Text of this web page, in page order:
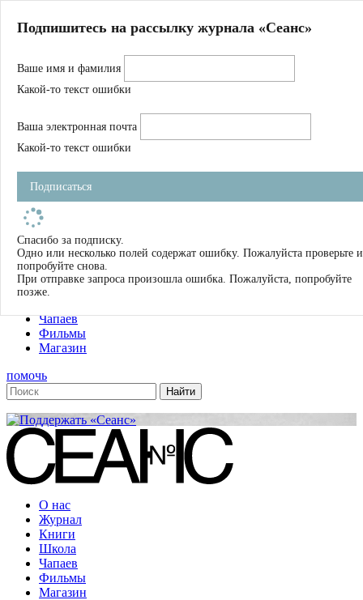
Магазин
Журнал
Школа
Устав
Фильмы
Имена
Тэги
О нас
Журнал
Книги
Чапаев
Фильмы
Магазин
помочь
О нас
Журнал
Книги
Школа
Чапаев
Фильмы
Магазин
Подпишитесь на рассылку журнала «Сеанс»
Ваше имя и фамилия
Какой-то текст ошибки
Ваша электронная почта
Какой-то текст ошибки
Подписаться
Спасибо за подписку.
Одно или несколько полей содержат ошибку. Пожалуйста проверьте и
попробуйте снова.
При отправке запроса произошла ошибка. Пожалуйста, попробуйте
позже.